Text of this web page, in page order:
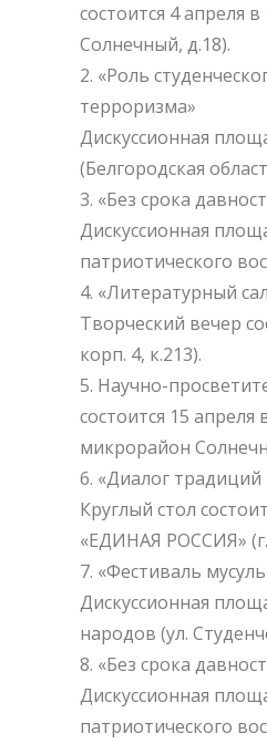
состоится 4 апреля
Солнечный, д.18).
«Роль
терроризма»
Дискуссионная
(Белгородская
«Без срока
Дискуссионная
патриотического
«Литературный
Творческий вечер
корп. 4, к.213).
Научно-
состоится 15
микрорайон
«Диалог
Круглый стол
«ЕДИНАЯ РОССИЯ»
«Фестиваль
Дискуссионная
народов (ул.
«Без срока
Дискуссионная
патриотического